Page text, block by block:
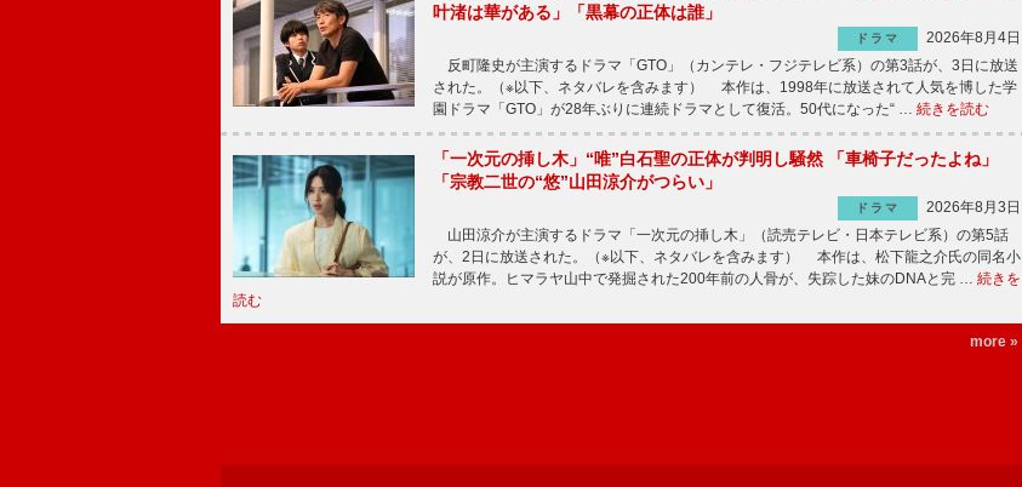
叶渚は華がある」「黒幕の正体は誰」
ドラマ
2026年8月4日
反町隆史が主演するドラマ「GTO」（カンテレ・フジテレビ系）の第3話が、3日に放送
された。（※以下、ネタバレを含みます） 本作は、1998年に放送されて人気を博した学
園ドラマ「GTO」が28年ぶりに連続ドラマとして復活。50代になった“ … 続きを読む
「一次元の挿し木」“唯”白石聖の正体が判明し騒然 「車椅子だったよね」
「宗教二世の“悠”山田涼介がつらい」
ドラマ
2026年8月3日
山田涼介が主演するドラマ「一次元の挿し木」（読売テレビ・日本テレビ系）の第5話
が、2日に放送された。（※以下、ネタバレを含みます） 本作は、松下龍之介氏の同名小
説が原作。ヒマラヤ山中で発掘された200年前の人骨が、失踪した妹のDNAと完 … 続きを
読む
more »